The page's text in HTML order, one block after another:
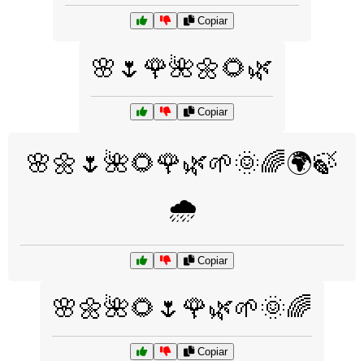
Copiar
🌸🌷🌹🌺🌼🌻🌿
Copiar
🌸🌼🌷🌺🌻🌹🌿🌱🌞🌈🌍🍃
🌧️
Copiar
🌸🌼🌺🌻🌷🌹🌿🌱🌞🌈
Copiar